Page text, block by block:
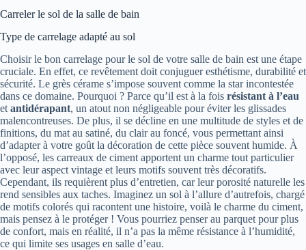
Carreler le sol de la salle de bain
Type de carrelage adapté au sol
Choisir le bon carrelage pour le sol de votre salle de bain est une étape
cruciale. En effet, ce revêtement doit conjuguer esthétisme, durabilité et
sécurité. Le grès cérame s’impose souvent comme la star incontestée
dans ce domaine. Pourquoi ? Parce qu’il est à la fois résistant à l’eau
et antidérapant, un atout non négligeable pour éviter les glissades
malencontreuses. De plus, il se décline en une multitude de styles et de
finitions, du mat au satiné, du clair au foncé, vous permettant ainsi
d’adapter à votre goût la décoration de cette pièce souvent humide. À
l’opposé, les carreaux de ciment apportent un charme tout particulier
avec leur aspect vintage et leurs motifs souvent très décoratifs.
Cependant, ils requièrent plus d’entretien, car leur porosité naturelle les
rend sensibles aux taches. Imaginez un sol à l’allure d’autrefois, chargé
de motifs colorés qui racontent une histoire, voilà le charme du ciment,
mais pensez à le protéger ! Vous pourriez penser au parquet pour plus
de confort, mais en réalité, il n’a pas la même résistance à l’humidité,
ce qui limite ses usages en salle d’eau.